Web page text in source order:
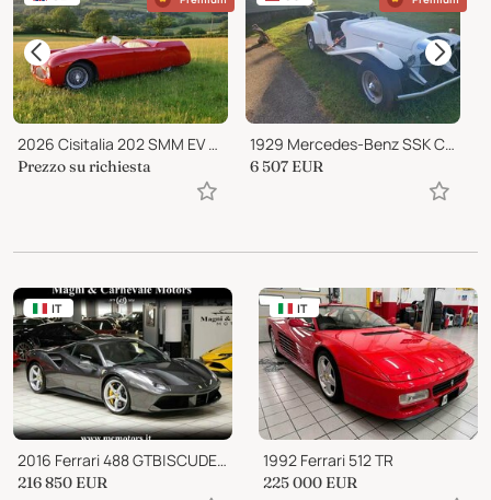
2026 Cisitalia 202 SMM EV Nuvolari Spyder
Prezzo su richiesta
1929 Mercedes-Benz SSK Classic Motor Coach Gazelle
6 507 EUR
IT
2016 Ferrari 488 GTB|SCUDETTI|ELECTRIC SEATS|PARKING SENSORS|
216 850 EUR
IT
1992 Ferrari 512 TR
225 000 EUR